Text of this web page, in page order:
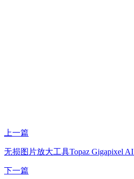
上一篇
无损图片放大工具Topaz Gigapixel
下一篇